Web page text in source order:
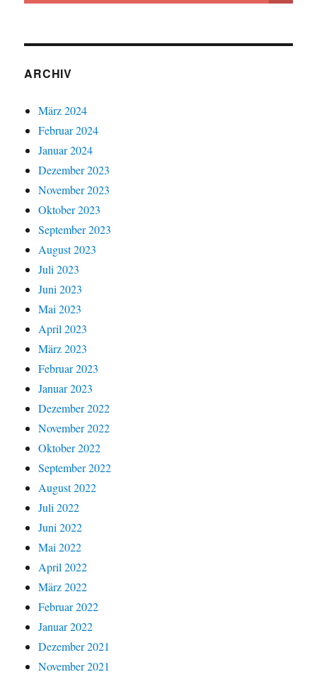
zum
ARCHIV
März 2024
Februar 2024
Januar 2024
Dezember 2023
November 2023
Oktober 2023
September 2023
August 2023
Juli 2023
Juni 2023
Mai 2023
April 2023
März 2023
Februar 2023
Januar 2023
Dezember 2022
November 2022
Oktober 2022
September 2022
August 2022
Juli 2022
Juni 2022
Mai 2022
April 2022
März 2022
Februar 2022
Januar 2022
Dezember 2021
November 2021